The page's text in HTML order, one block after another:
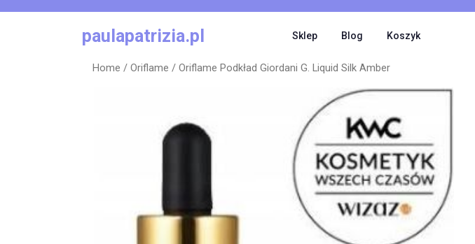
paulapatrizia.pl Sklep Blog Koszyk
Home / Oriflame / Oriflame Podkład Giordani G. Liquid Silk Amber